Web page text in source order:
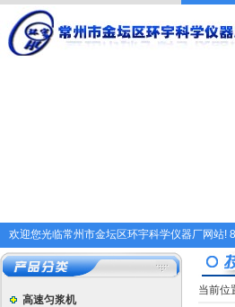
欢迎您光临常州市金坛区环宇科学仪器厂网站!
高速匀浆机
当前位